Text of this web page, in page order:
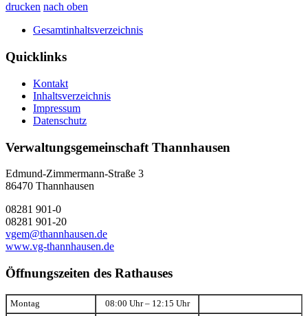
drucken nach oben
Gesamtinhaltsverzeichnis
Quicklinks
Kontakt
Inhaltsverzeichnis
Impressum
Datenschutz
Verwaltungsgemeinschaft Thannhausen
Edmund-Zimmermann-Straße 3
86470 Thannhausen
08281 901-0
08281 901-20
vgem@thannhausen.de
www.vg-thannhausen.de
Öffnungszeiten des Rathauses
Montag 08:00 Uhr – 12:15 Uhr